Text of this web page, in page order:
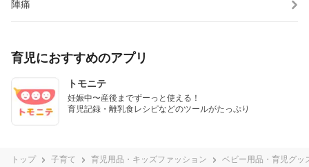
陣痛
育児におすすめのアプリ
トモニテ
妊娠中〜産後までずーっと使える！
育児記録・離乳食レシピなどのツールがたっぷり
トップ 子育て 育児用品・キッズファッション ベビー用品・育児グッ